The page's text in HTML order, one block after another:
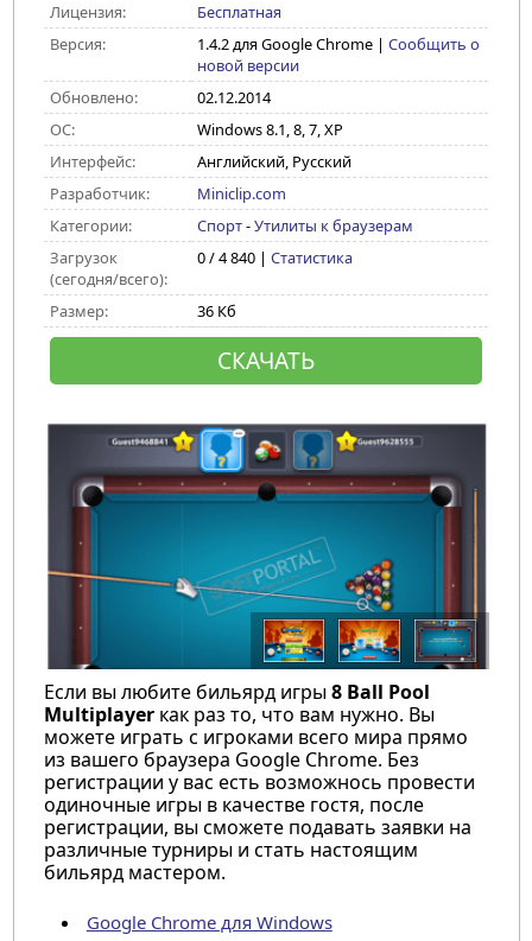
Лицензия:
Бесплатная
Версия:
1.4.2 для Google Chrome| Сообщить о
новой версии
Обновлено:
02.12.2014
ОС:
Windows 8.1, 8, 7, XP
Интерфейс:
Английский, Русский
Разработчик:
Miniclip.com
Категории:
Спорт-Утилиты к браузерам
Загрузок
(сегодня/всего):
0 / 4 840 | Статистика
Размер: 36 Кб
СКАЧАТЬ
Если вы любите бильярд игры8 Ball Pool
Multiplayerкак раз то, что вам нужно. Вы
можете играть с игроками всего мира прямо
из вашего браузера Google Chrome. Без
регистрации у вас есть возможнось провести
одиночные игры в качестве гостя, после
регистрации, вы сможете подавать заявки на
различные турниры и стать настоящим
бильярд мастером.
Google Chrome для Windows